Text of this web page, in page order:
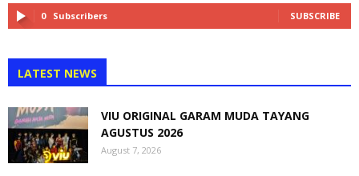
0 Subscribers SUBSCRIBE
LATEST NEWS
VIU ORIGINAL GARAM MUDA TAYANG
AGUSTUS 2026
August 7, 2026